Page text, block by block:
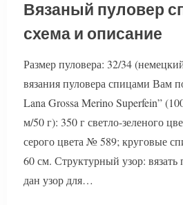
Вязаный пуловер
схема и описание
Размер пуловера: 32/34
вязания пуловера спицами Вам
Lana Grossa Merino Superfein”
м/50 г): 350 г светло-зеленого
серого цвета № 589; круговые
60 см. Структурный узор: вязать
дан узор для…